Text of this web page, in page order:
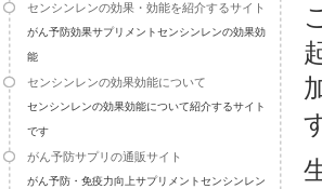
センシンレンの効果・効能を紹介するサイト
がん予防効果サプリメントセンシンレンの効果効
能
センシンレンの効果効能について
センシンレンの効果効能について紹介するサイト
です
がん予防サプリの通販サイト
がん予防・免疫力向上サプリメントセンシンレン